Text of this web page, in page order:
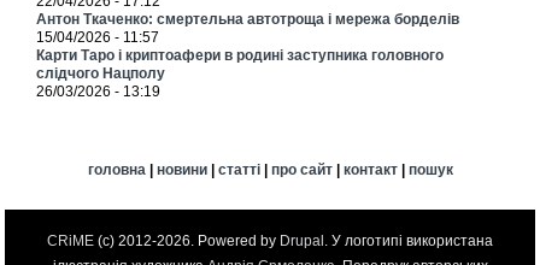
Антон Ткаченко: смертельна автотроща і мережа борделів
15/04/2026 - 11:57
Карти Таро і криптоафери в родині заступника головного
слідчого Нацполу
26/03/2026 - 13:19
головна| новини| статті| про сайт| контакт| пошук
CRiME (c) 2012-2026. Powered by Drupal. У логотипі використана